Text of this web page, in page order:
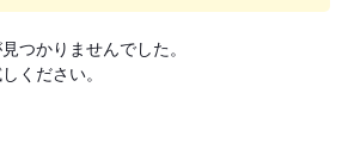
つかりませんでした。
ください。